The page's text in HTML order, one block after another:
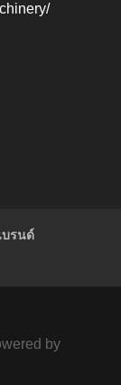
บรนด์
by